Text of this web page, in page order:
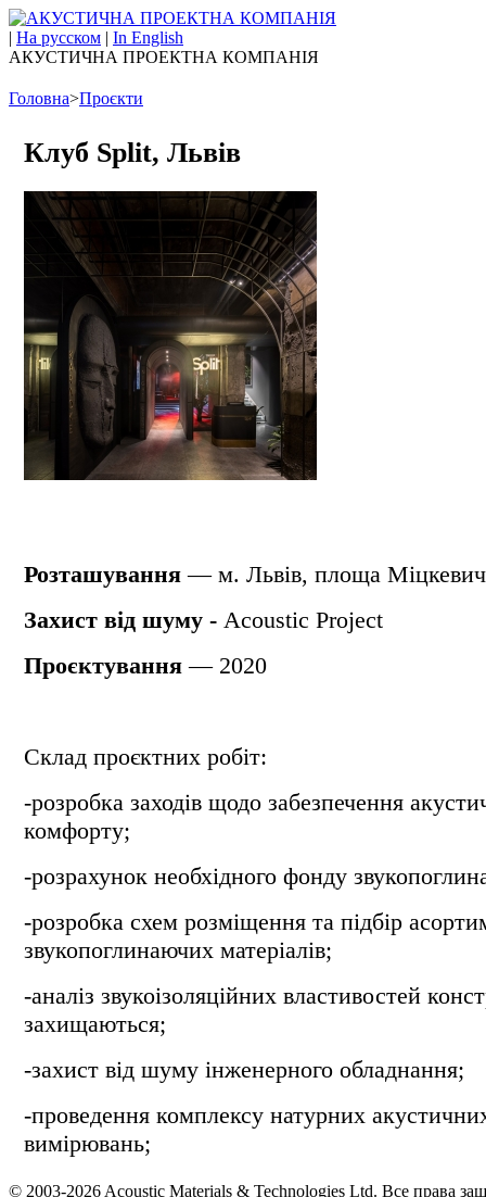
| На русском | In English
АКУСТИЧНА ПРОЕКТНА КОМПАНІЯ
Головна>Проєкти
Клуб Split, Львів
Розташування — м. Львів, площа
Захист від шуму - Acoustic Project
Проєктування— 2020
Склад проєктних робіт:
-розробка заходів щодо забезпечення
комфорту;
-розрахунок необхідного фонду
-розробка схем розміщення та підбір
звукопоглинаючих матеріалів;
-аналіз звукоізоляційних властивостей
захищаються;
-захист від шуму інженерного обладнання;
-проведення комплексу натурних
вимірювань;
© 2003-2026 Acoustic Materials & Technologies Ltd. Все права